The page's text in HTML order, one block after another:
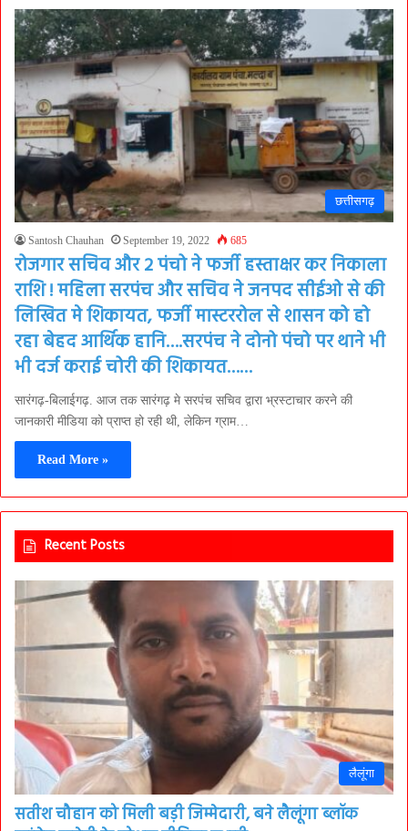
छत्तीसगढ़
Santosh Chauhan September 19, 2022 685
रोजगार सचिव और 2 पंचो ने फर्जी हस्ताक्षर कर निकाला
राशि ! महिला सरपंच और सचिव ने जनपद सीईओ से की
लिखित मे शिकायत, फर्जी मास्टररोल से शासन को हो
रहा बेहद आर्थिक हानि….सरपंच ने दोनो पंचो पर थाने भी
भी दर्ज कराई चोरी की शिकायत……
सारंगढ़-बिलाईगढ़. आज तक सारंगढ़ मे सरपंच सचिव द्वारा भ्रस्टाचार करने की
जानकारी मीडिया को प्राप्त हो रही थी, लेकिन ग्राम…
Read More »
Recent Posts
लैलूंगा
सतीश चौहान को मिली बड़ी जिम्मेदारी, बने लैलूंगा ब्लॉक